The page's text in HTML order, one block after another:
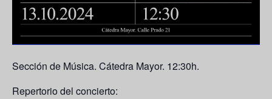
Sección de Música. Cátedra Mayor. 12:30h.
Repertorio del concierto: